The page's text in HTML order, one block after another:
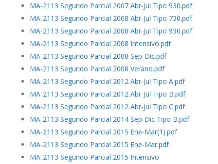
MA-2113 Segundo Parcial 2007 Abr-Jul Tipo 930.pdf
MA-2113 Segundo Parcial 2008 Abr-Jul Tipo 730.pdf
MA-2113 Segundo Parcial 2008 Abr-Jul Tipo 930.pdf
MA-2113 Segundo Parcial 2008 Intensivo.pdf
MA-2113 Segundo Parcial 2008 Sep-Dic.pdf
MA-2113 Segundo Parcial 2008 Verano.pdf
MA-2113 Segundo Parcial 2012 Abr-Jul Tipo A.pdf
MA-2113 Segundo Parcial 2012 Abr-Jul Tipo B.pdf
MA-2113 Segundo Parcial 2012 Abr-Jul Tipo C.pdf
MA-2113 Segundo Parcial 2014 Sep-Dic Tipo B.pdf
MA-2113 Segundo Parcial 2015 Ene-Mar(1).pdf
MA-2113 Segundo Parcial 2015 Ene-Mar.pdf
MA-2113 Segundo Parcial 2015 Intensivo